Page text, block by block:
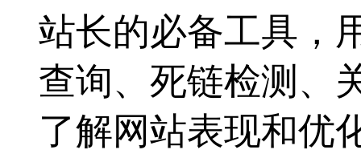
站长的必备工具，
查询、死链检测、
了解网站表现和优